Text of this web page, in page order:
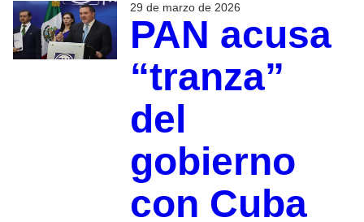
29 de marzo de 2026
PAN acusa
“tranza”
del
gobierno
con Cuba